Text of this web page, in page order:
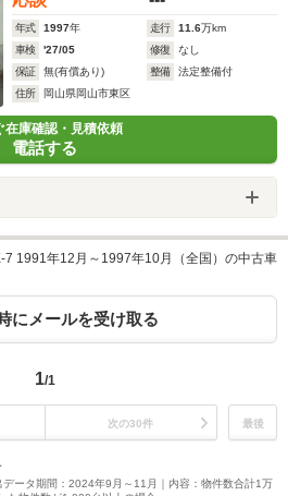
年式 1997年 走行 11.6万km
車検
'27/05 修復
なし
保証
無(有償あり) 整備
法定整備付
住所
岡山県岡山市東区
在庫確認・見積依頼
電話する
7 1991年12月～1997年10月（全国）の中古車
にメールを受け取る
1/1
次の30件 最後
ータ期間：2024年9月～11月｜内容：物件数合計1万